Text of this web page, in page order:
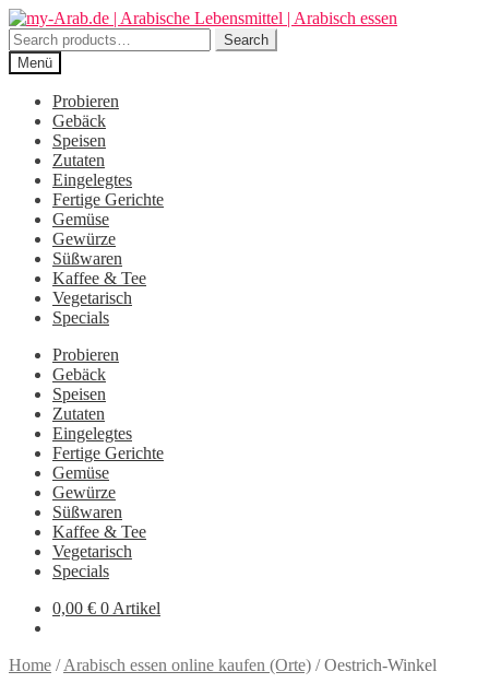
Zur
Navigation
springen
Zum
Inhalt
springen
Search
for:
Search
Menü
Probieren
Gebäck
Speisen
Zutaten
Eingelegtes
Fertige Gerichte
Gemüse
Gewürze
Süßwaren
Kaffee & Tee
Vegetarisch
Specials
Probieren
Gebäck
Speisen
Zutaten
Eingelegtes
Fertige Gerichte
Gemüse
Gewürze
Süßwaren
Kaffee & Tee
Vegetarisch
Specials
0,00 € 0 Artikel
Home /Arabisch essen online kaufen (Orte) /Oestrich-Winkel